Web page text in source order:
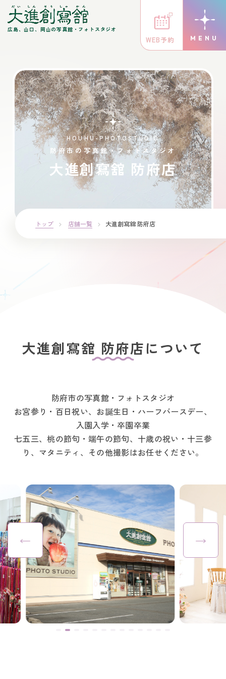
広島、山口、岡山の写真館・フォトスタジオ
WEB予約
HOUHU-PHOTOSTUDIO
防府市の写真館・フォトスタジオ
大進創寫舘 防府店
トップ 店舗一覧 大進創寫舘 防府店
大進創寫舘 防府店について
防府市の写真館・フォトスタジオ
お宮参り・百日祝い、お誕生日・ハーフバースデー、
入園入学・卒園卒業
七五三、桃の節句・端午の節句、十歳の祝い・十三参
り、マタニティ、その他撮影はお任せください。